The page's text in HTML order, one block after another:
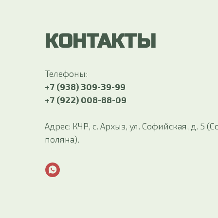
КОНТАКТЫ
Телефоны:
+7 (938) 309-39-99
+7 (922) 008-88-09
Адрес: КЧР, с. Архыз, ул. Софийская, д. 5
поляна).